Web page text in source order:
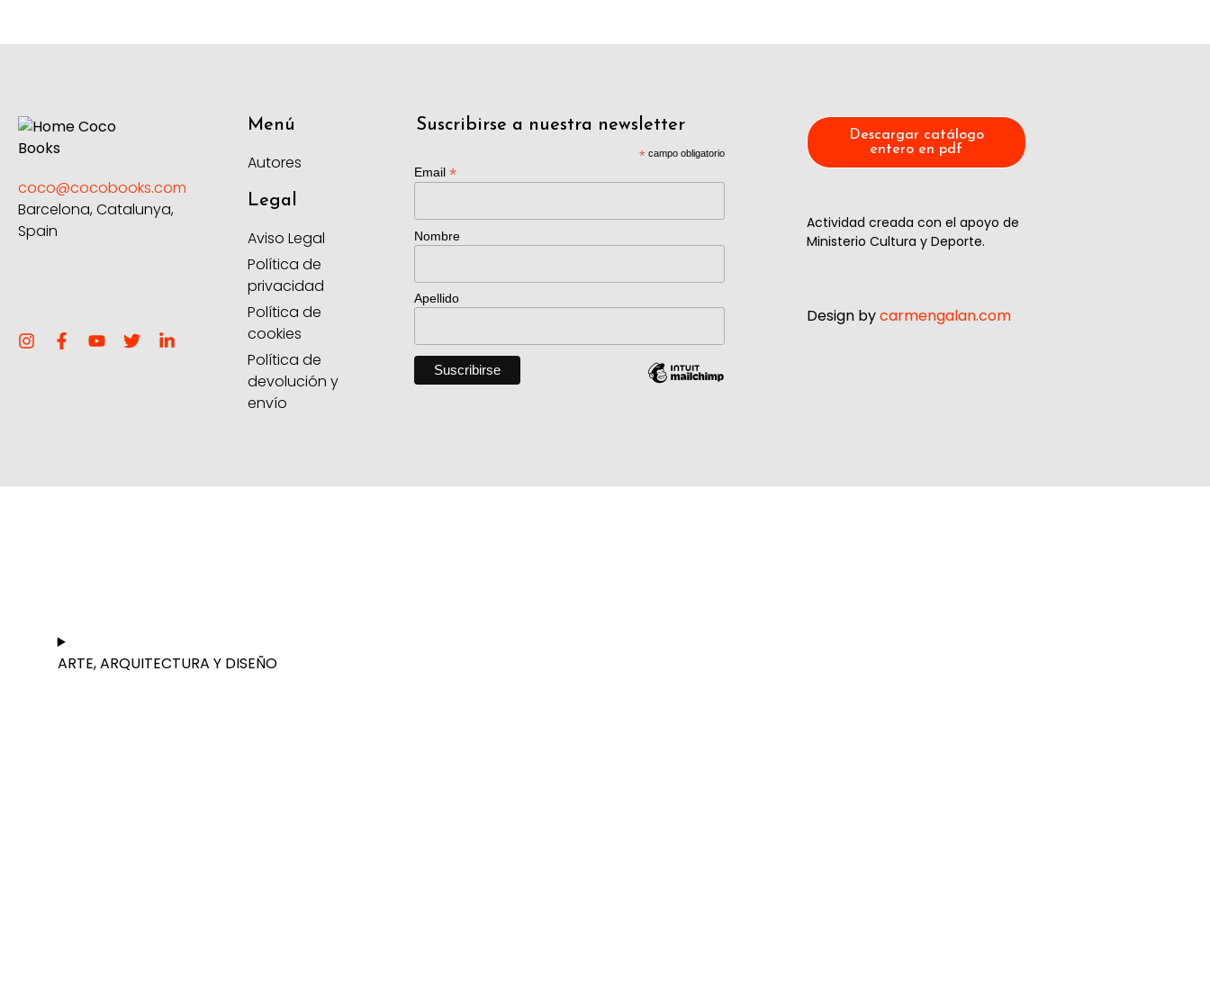
coco@cocobooks.com
Barcelona, Catalunya,
Spain
Menú
Autores
Legal
Aviso Legal
Política de
privacidad
Política de
cookies
Política de
devolución y
envío
Suscribirse a nuestra newsletter
* campo obligatorio
Email *
Nombre
Apellido
Descargar catálogo
entero en pdf
Actividad creada con el apoyo de
Ministerio Cultura y Deporte.
Design bycarmengalan.com
ARTE, ARQUITECTURA Y DISEÑO